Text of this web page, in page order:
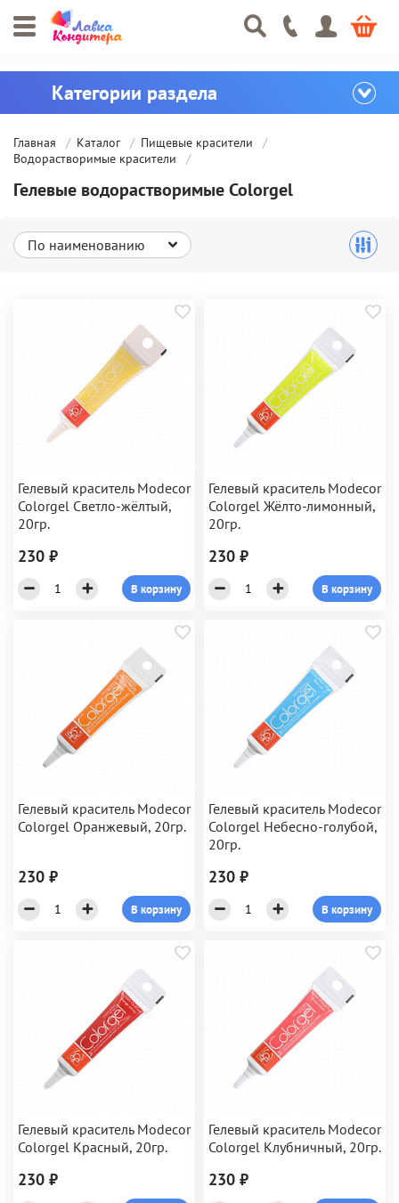
Главная Каталог
Пищевые красители
Водорастворимые красители
Гелевые водорастворимые Colorgel
По наименованию
Гелевый краситель Modecor
Colorgel Светло-жёлтый,
20гр.
230 ₽
В корзину
Гелевый краситель Modecor
Colorgel Жёлто-лимонный,
20гр.
230 ₽
В корзину
Гелевый краситель Modecor
Colorgel Оранжевый, 20гр.
230 ₽
В корзину
Гелевый краситель Modecor
Colorgel Небесно-голубой,
20гр.
230 ₽
В корзину
Гелевый краситель Modecor
Colorgel Красный, 20гр.
230 ₽
Гелевый краситель Modecor
Colorgel Клубничный, 20гр.
230 ₽